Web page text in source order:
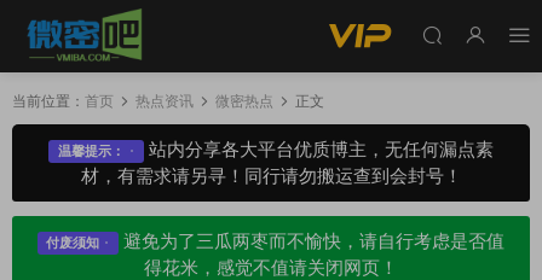
当前位置： 首页 热点资讯 微密热点 正文
温馨提示：
站内分享各大平台优质博主，无任何漏点素
材，有需求请另寻！同行请勿搬运查到会封号！
付废须知
避免为了三瓜两枣而不愉快，请自行考虑是否值
得花米，感觉不值请关闭网页！